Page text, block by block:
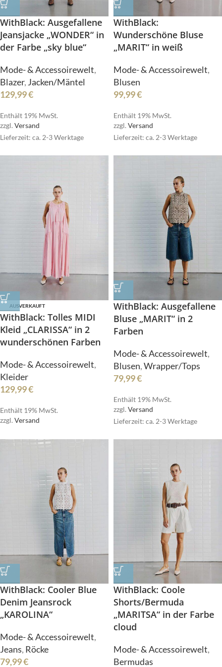
WithBlack: Ausgefallene
Jeansjacke „WONDER“ in
der Farbe „sky blue“
Mode- & Accessoirewelt,
Blazer, Jacken/Mäntel
129,99€
Enthält 19% MwSt.
zzgl. Versand
Lieferzeit: ca. 2-3 Werktage
WithBlack:
Wunderschöne Bluse
„MARIT“ in weiß
Mode- & Accessoirewelt,
Blusen
99,99€
Enthält 19% MwSt.
zzgl. Versand
Lieferzeit: ca. 2-3 Werktage
AUSVERKAUFT
WithBlack: Tolles MIDI
Kleid „CLARISSA“ in 2
wunderschönen Farben
Mode- & Accessoirewelt,
Kleider
129,99€
Enthält 19% MwSt.
zzgl. Versand
WithBlack: Ausgefallene
Bluse „MARIT“ in 2
Farben
Mode- & Accessoirewelt,
Blusen,Wrapper/Tops
79,99€
Enthält 19% MwSt.
zzgl. Versand
Lieferzeit: ca. 2-3 Werktage
WithBlack: Cooler Blue
Denim Jeansrock
„KAROLINA“
Mode- & Accessoirewelt,
Jeans, Röcke
79,99€
WithBlack: Coole
Shorts/Bermuda
„MARITSA“ in der Farbe
cloud
Mode- & Accessoirewelt,
Bermudas